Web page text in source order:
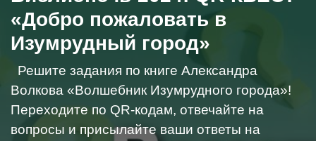
«Добро пожаловать в
Изумрудный город»
Решите задания по книге Александра
Волкова «Волшебник Изумрудного города»!
Переходите по QR-кодам, отвечайте на
вопросы и присылайте ваши ответы на